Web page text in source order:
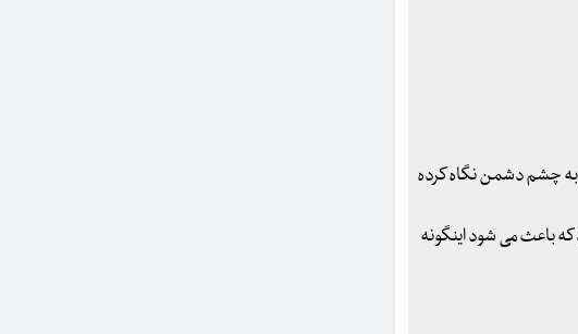
به چشم دشمن نگاه کرده
که باعث می شود اینگونه